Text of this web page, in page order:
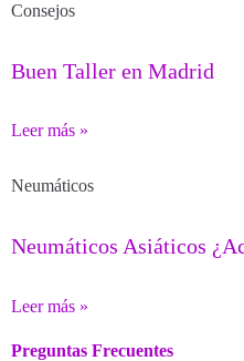
Consejos
Buen Taller en Madrid
Leer más »
Neumáticos
Neumáticos Asiáticos
Leer más »
Preguntas Frecuentes